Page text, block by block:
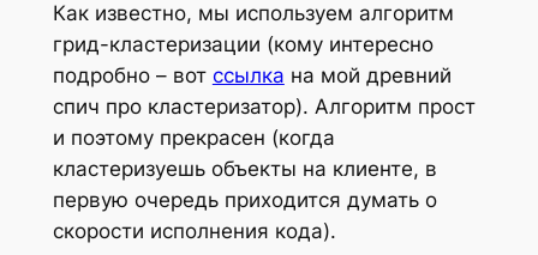
Как известно, мы используем алгоритм
грид-кластеризации (кому интересно
подробно – вот ссылка на мой древний
спич про кластеризатор). Алгоритм прост
и поэтому прекрасен (когда
кластеризуешь объекты на клиенте, в
первую очередь приходится думать о
скорости исполнения кода).